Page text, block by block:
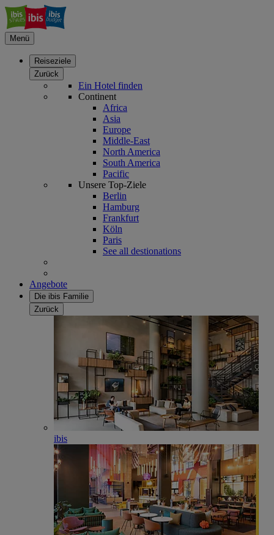
Menü
Reiseziele
Zurück
Ein Hotel finden
Continent
Africa
Asia
Europe
Middle-East
North America
South America
Pacific
Unsere Top-Ziele
Berlin
Hamburg
Frankfurt
Köln
Paris
See all destionations
Angebote
Die ibis Familie
Zurück
ibis